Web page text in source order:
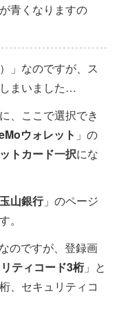
青くなりますの
」なのですが、ス
まいました…
、ここで選択でき
ウォレット 」の
トカード一択にな
玉山銀行」のページ
。
なのですが、登録画
ティコード3桁」と
、セキュリティコ